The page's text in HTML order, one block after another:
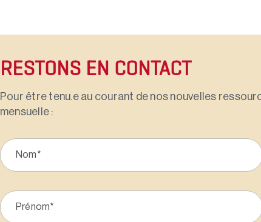
RESTONS EN CONTACT
Pour être tenu.e au courant de nos nouvelles
mensuelle :